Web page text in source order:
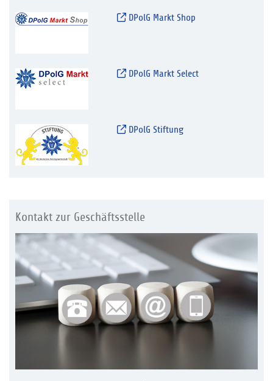
DPolG Markt Shop
DPolG Markt Select
DPolG Stiftung
Kontakt zur Geschäftsstelle